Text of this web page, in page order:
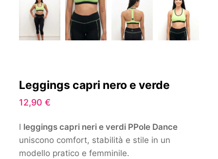
Leggings capri nero e verde
12,90 €
I leggings capri neri e verdi PPole Dance
uniscono comfort, stabilità e stile in un
modello pratico e femminile.